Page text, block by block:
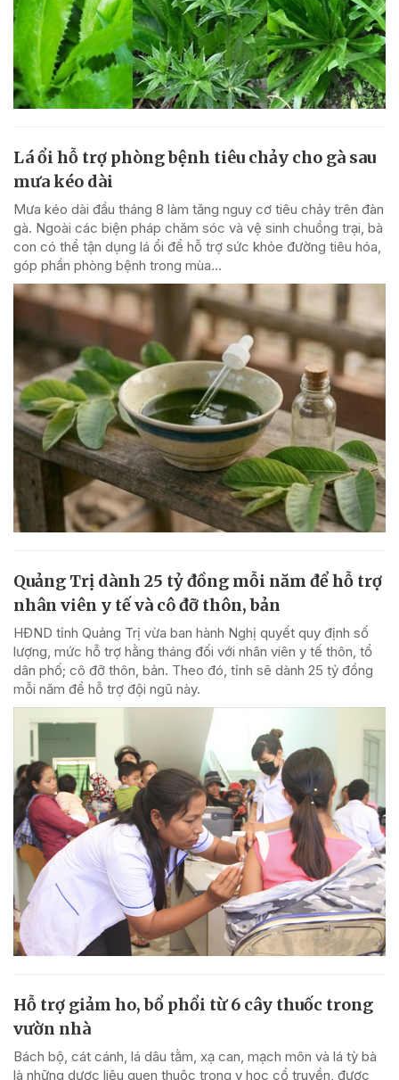
Lá ổi hỗ trợ phòng bệnh tiêu chảy cho gà sau
mưa kéo dài
Mưa kéo dài đầu tháng 8 làm tăng nguy cơ tiêu chảy trên đàn
gà. Ngoài các biện pháp chăm sóc và vệ sinh chuồng trại, bà
con có thể tận dụng lá ổi để hỗ trợ sức khỏe đường tiêu hóa,
góp phần phòng bệnh trong mùa...
Quảng Trị dành 25 tỷ đồng mỗi năm để hỗ trợ
nhân viên y tế và cô đỡ thôn, bản
HĐND tỉnh Quảng Trị vừa ban hành Nghị quyết quy định số
lượng, mức hỗ trợ hằng tháng đối với nhân viên y tế thôn, tổ
dân phố; cô đỡ thôn, bản. Theo đó, tỉnh sẽ dành 25 tỷ đồng
mỗi năm để hỗ trợ đội ngũ này.
Hỗ trợ giảm ho, bổ phổi từ 6 cây thuốc trong
vườn nhà
Bách bộ, cát cánh, lá dâu tằm, xạ can, mạch môn và lá tỳ bà
là những dược liệu quen thuộc trong y học cổ truyền, được